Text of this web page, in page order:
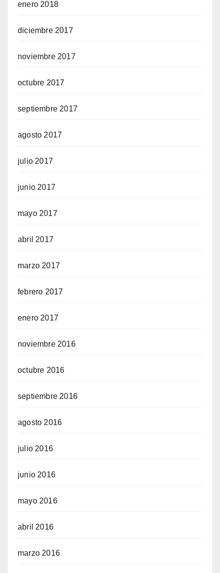
enero 2018
diciembre 2017
noviembre 2017
octubre 2017
septiembre 2017
agosto 2017
julio 2017
junio 2017
mayo 2017
abril 2017
marzo 2017
febrero 2017
enero 2017
noviembre 2016
octubre 2016
septiembre 2016
agosto 2016
julio 2016
junio 2016
mayo 2016
abril 2016
marzo 2016